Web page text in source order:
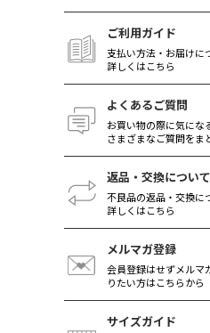
ご利用ガイド
支払い方法・お届けに
詳しくはこちら
よくあるご質問
お買い物の際に気にな
さまざまなご質問をま
返品・交換について
不良品の返品・交換に
詳しくはこちら
メルマガ登録
会員登録はせずメルマ
りたい方はこちらから
サイズガイド